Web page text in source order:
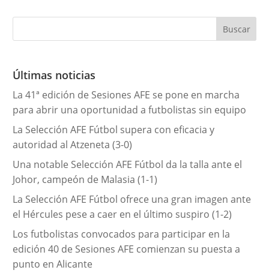
g
r
a
s
Últimas noticias
La 41ª edición de Sesiones AFE se pone en marcha
para abrir una oportunidad a futbolistas sin equipo
La Selección AFE Fútbol supera con eficacia y
autoridad al Atzeneta (3-0)
Una notable Selección AFE Fútbol da la talla ante el
Johor, campeón de Malasia (1-1)
La Selección AFE Fútbol ofrece una gran imagen ante
el Hércules pese a caer en el último suspiro (1-2)
Los futbolistas convocados para participar en la
edición 40 de Sesiones AFE comienzan su puesta a
punto en Alicante